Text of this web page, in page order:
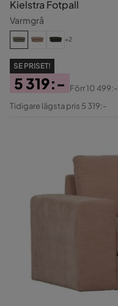
Kielstra Fotpall
Varmgrå
+2
SE PRISET!
Pris
5 319:-
Original
Förr10 499:-
Tidigare lägsta pris 5 319:-